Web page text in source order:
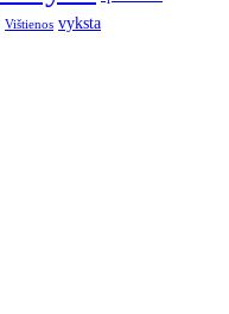
Vištienos vyksta